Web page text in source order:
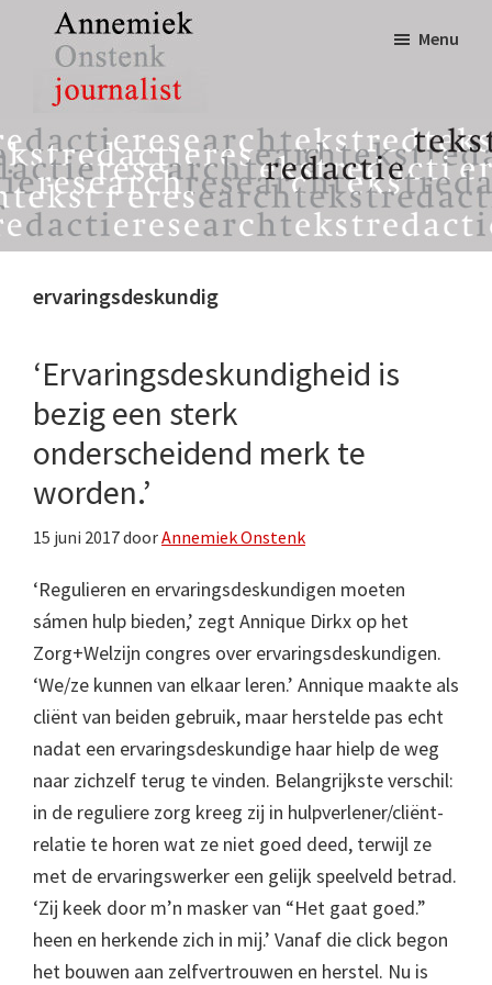
inhoud
eerste
sidebar
Annemiek
Onstenk
Journalist
tekst,
redactie
&
research
Menu
ervaringsdeskundig
‘Ervaringsdeskundigheid is
bezig een sterk
onderscheidend merk te
worden.’
15 juni 2017doorAnnemiek Onstenk
‘Regulieren en ervaringsdeskundigen moeten
sámen hulp bieden,’ zegt Annique Dirkx op het
Zorg+Welzijn congres over ervaringsdeskundigen.
‘We/ze kunnen van elkaar leren.’ Annique maakte als
cliënt van beiden gebruik, maar herstelde pas echt
nadat een ervaringsdeskundige haar hielp de weg
naar zichzelf terug te vinden. Belangrijkste verschil:
in de reguliere zorg kreeg zij in hulpverlener/cliënt-
relatie te horen wat ze niet goed deed, terwijl ze
met de ervaringswerker een gelijk speelveld betrad.
‘Zij keek door m’n masker van “Het gaat goed.”
heen en herkende zich in mij.’ Vanaf die click begon
het bouwen aan zelfvertrouwen en herstel. Nu is